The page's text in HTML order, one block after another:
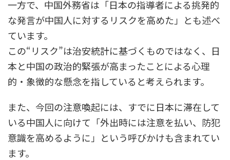
一方で、中国外務省は「日本の指導者による挑発的
な発言が中国人に対するリスクを高めた」とも述べ
ています。
この“リスク”は治安統計に基づくものではなく、日
本と中国の政治的緊張が高まったことによる心理
的・象徴的な懸念を指していると考えられます。
また、今回の注意喚起には、すでに日本に滞在して
いる中国人に向けて「外出時には注意を払い、防犯
意識を高めるように」という呼びかけも含まれてい
ます。